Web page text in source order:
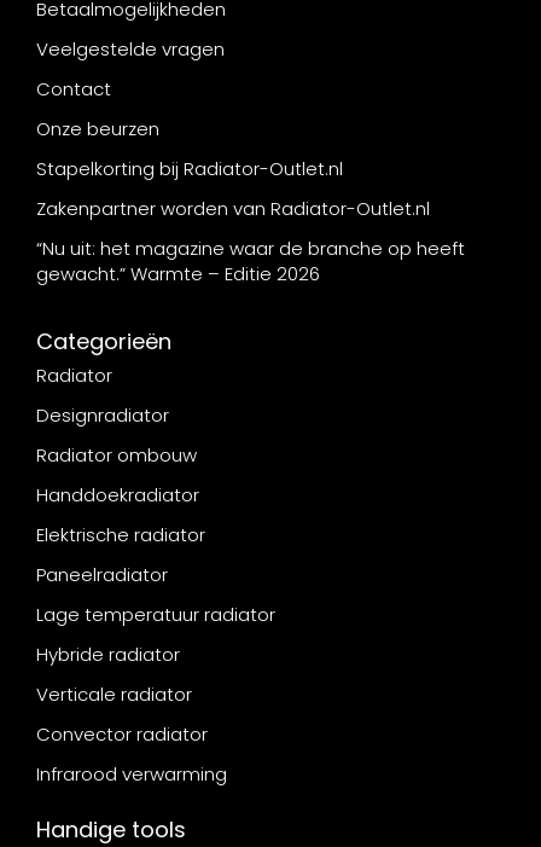
Betaalmogelijkheden
Veelgestelde vragen
Contact
Onze beurzen
Stapelkorting bij Radiator-Outlet.nl
Zakenpartner worden van Radiator-Outlet.nl
“Nu uit: het magazine waar de branche op heeft
gewacht.” Warmte – Editie 2026
Categorieën
Radiator
Designradiator
Radiator ombouw
Handdoekradiator
Elektrische radiator
Paneelradiator
Lage temperatuur radiator
Hybride radiator
Verticale radiator
Convector radiator
Infrarood verwarming
Handige tools